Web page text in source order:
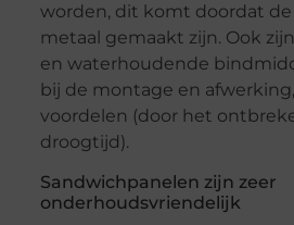
worden, dit komt doordat
metaal gemaakt zijn. Ook
en waterhoudende
bij de montage en
voordelen (door het
droogtijd).
Sandwichpanelen zijn zeer
onderhoudsvriendelijk